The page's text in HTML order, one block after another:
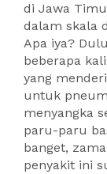
di Jawa
dalam skala
Apa iya?
beberapa
yang
untuk
menyangka
paru-paru
banget,
penyakit ini